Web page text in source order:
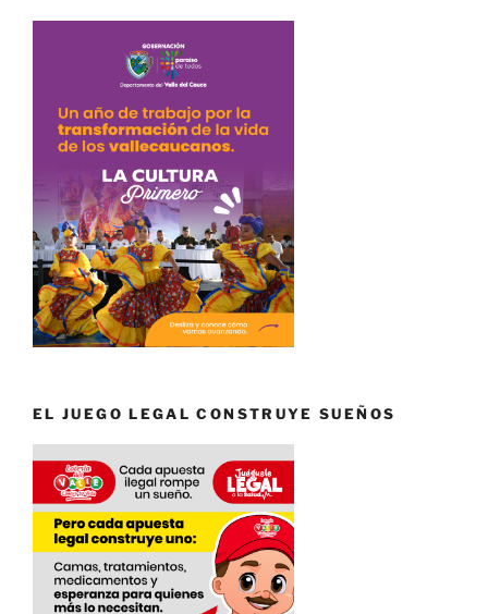
EL JUEGO LEGAL CONSTRUYE SUEÑOS